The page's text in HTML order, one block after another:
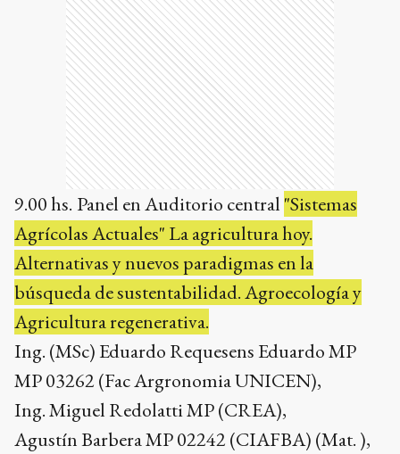
9.00 hs. Panel en Auditorio central "Sistemas
Agrícolas Actuales" La agricultura hoy.
Alternativas y nuevos paradigmas en la
búsqueda de sustentabilidad. Agroecología y
Agricultura regenerativa.
Ing. (MSc) Eduardo Requesens Eduardo MP
MP 03262 (Fac Argronomia UNICEN),
Ing. Miguel Redolatti MP (CREA),
Agustín Barbera MP 02242 (CIAFBA) (Mat. ),